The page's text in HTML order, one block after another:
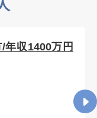
年収1400万円